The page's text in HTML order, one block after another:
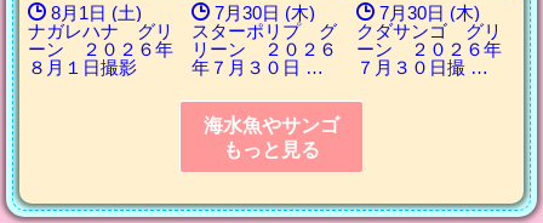
8月1日 (土)
ナガレハナ グリ
ーン ２０２６年
８月１日撮影
7月30日 (木)
スターポリプ グ
リーン ２０２６
年７月３０日 …
7月30日 (木)
クダサンゴ グリ
ーン ２０２６年
７月３０日撮 …
海水魚やサンゴ
もっと見る